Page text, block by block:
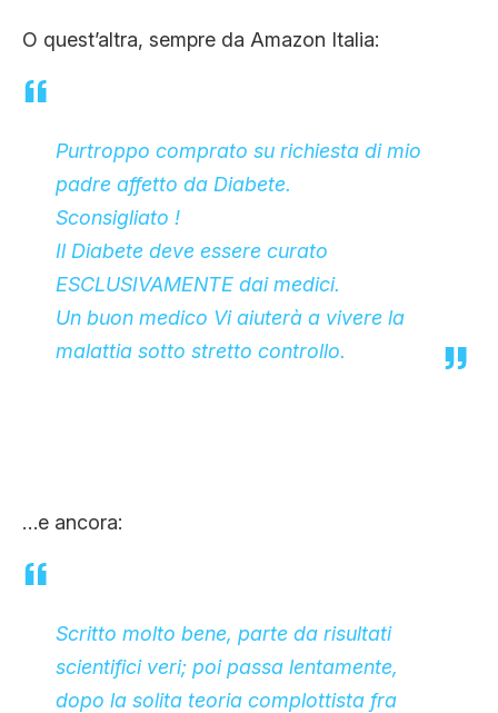
O quest’altra, sempre da Amazon Italia:
Purtroppo comprato su richiesta di mio
padre affetto da Diabete.
Sconsigliato !
Il Diabete deve essere curato
ESCLUSIVAMENTE dai medici.
Un buon medico Vi aiuterà a vivere la
malattia sotto stretto controllo.
…e ancora:
Scritto molto bene, parte da risultati
scientifici veri; poi passa lentamente,
dopo la solita teoria complottista fra